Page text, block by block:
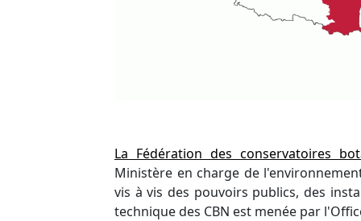
La Fédération des conservatoires
Ministère en charge de
vis à vis des pouvoirs publics, des
technique des CBN est menée par